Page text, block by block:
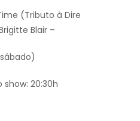
(Tributo à Dire
Blair –
show: 20:30h